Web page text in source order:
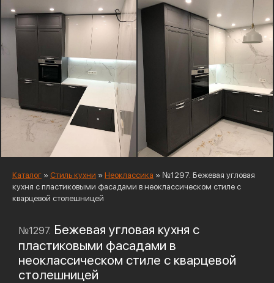
Каталог » Стиль кухни » Неоклассика » №1297. Бежевая угловая
кухня с пластиковыми фасадами в неоклассическом стиле с
кварцевой столешницей
№1297. Бежевая угловая кухня с
пластиковыми фасадами в
неоклассическом стиле с кварцевой
столешницей